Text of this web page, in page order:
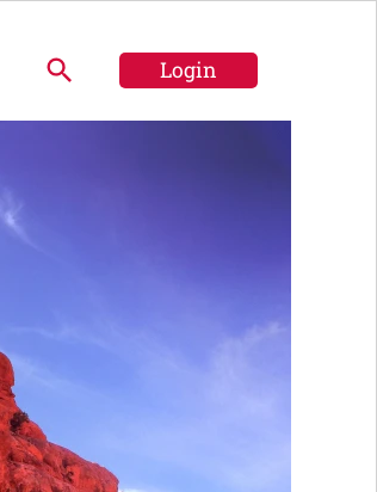
Login